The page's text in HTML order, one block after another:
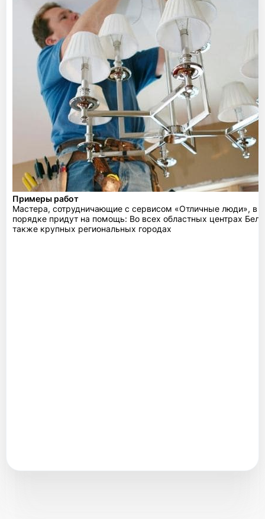
Примеры работ
Мастера, сотрудничающие с сервисом «Отличные люди», в
порядке придут на помощь: Во всех областных центрах
также крупных региональных городах